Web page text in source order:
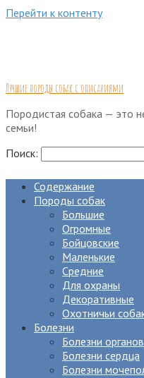
Перейти к контенту
Лучшие породы собак с описаниями
Породистая собака — это
семьи!
Поиск:
Содержание
Породы собак
Большие
Огромные
Бойцовские
Маленькие
Средние
Для охраны
Декоративные
Охотничьи
Болезни
Болезни
Болезни сердца
Болезни